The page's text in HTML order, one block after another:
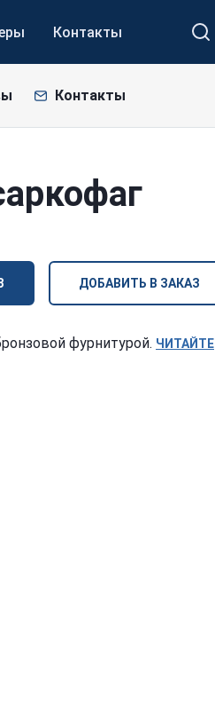
Контакты
Контакты
ДОБАВИТЬ В ЗАКАЗ
фурнитурой. ЧИТАЙТЕ